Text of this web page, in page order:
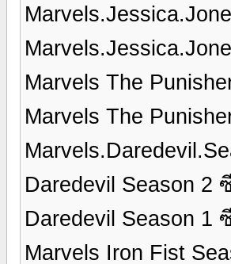
Marvels The
Marvels The
Daredevil Season 2
Daredevil Season 1
Marvels Iron Fist